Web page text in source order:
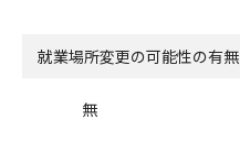
就業場所変更の可能性の有無
無